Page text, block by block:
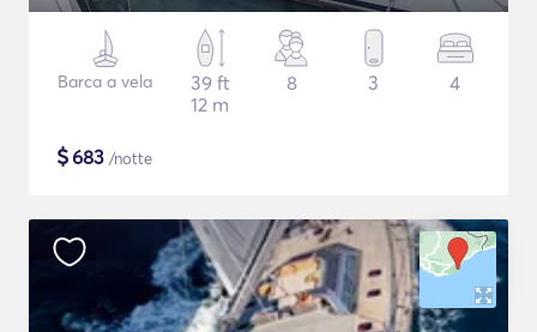
Barca a vela
39 ft
12 m
8 3 4
$683 /notte